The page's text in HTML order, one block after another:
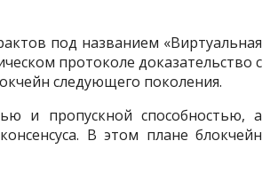
под названием «Виртуальная
протоколе доказательство с
следующего поколения.
и пропускной способностью, а
В этом плане блокчейн